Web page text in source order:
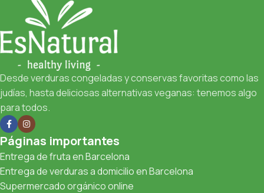
Desde verduras congeladas y conservas favoritas como las
judías, hasta deliciosas alternativas veganas: tenemos algo
para todos.
Páginas importantes
Entrega de fruta en Barcelona
Entrega de verduras a domicilio en Barcelona
Supermercado orgánico online